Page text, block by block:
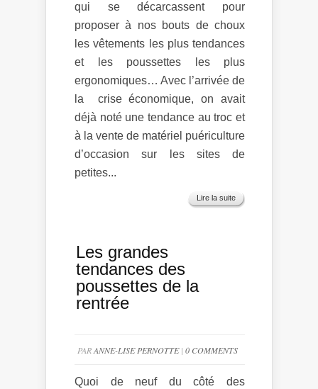
qui se décarcassent pour
proposer à nos bouts de choux
les vêtements les plus tendances
et les poussettes les plus
ergonomiques… Avec l’arrivée de
la crise économique, on avait
déjà noté une tendance au troc et
à la vente de matériel puériculture
d’occasion sur les sites de
petites...
Lire la suite
Les grandes
tendances des
poussettes de la
rentrée
PARANNE-LISE PERNOTTE| 0 COMMENTS
Quoi de neuf du côté des